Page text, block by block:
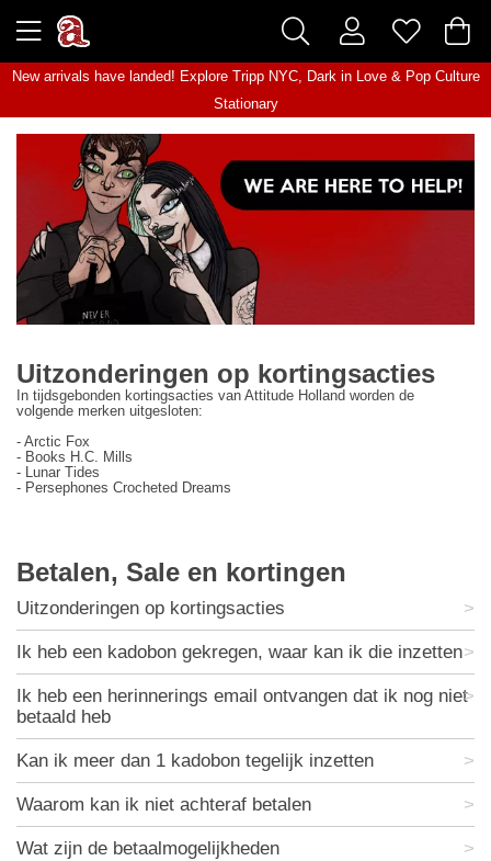
New arrivals have landed! Explore Tripp NYC, Dark in Love& Pop Culture
Stationary
Uitzonderingen op kortingsacties
In tijdsgebonden kortingsacties van Attitude Holland worden de
volgende merken uitgesloten:
- Arctic Fox
- Books H.C. Mills
- Lunar Tides
- Persephones Crocheted Dreams
Betalen, Sale en kortingen
Uitzonderingen op kortingsacties
Ik heb een kadobon gekregen, waar kan ik die inzetten
Ik heb een herinnerings email ontvangen dat ik nog niet
betaald heb
Kan ik meer dan 1 kadobon tegelijk inzetten
Waarom kan ik niet achteraf betalen
Wat zijn de betaalmogelijkheden